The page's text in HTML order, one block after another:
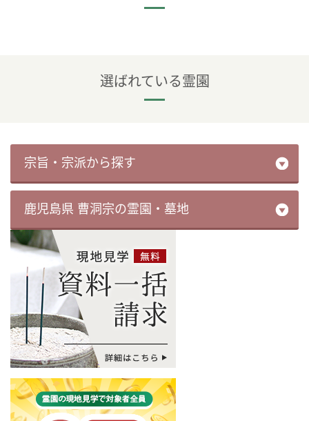
選ばれている霊園
宗旨・宗派から探す
鹿児島県 曹洞宗の霊園・墓地